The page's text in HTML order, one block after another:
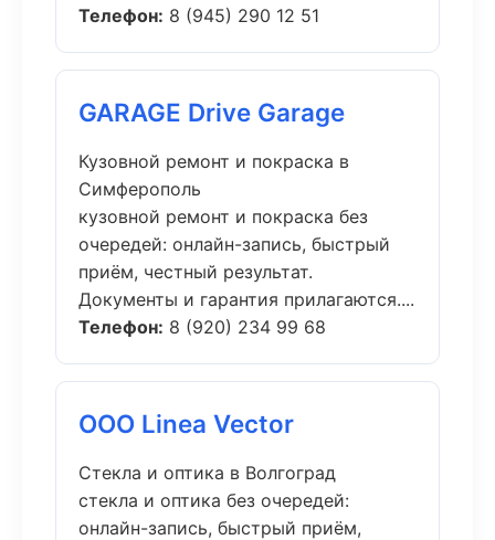
Телефон: 8 (945) 290 12 51
GARAGE Drive Garage
Кузовной ремонт и покраска в
Симферополь
кузовной ремонт и покраска без
очередей: онлайн-запись, быстрый
приём, честный результат.
Документы и гарантия прилагаются....
Телефон: 8 (920) 234 99 68
ООО Linea Vector
Стекла и оптика в Волгоград
стекла и оптика без очередей:
онлайн-запись, быстрый приём,